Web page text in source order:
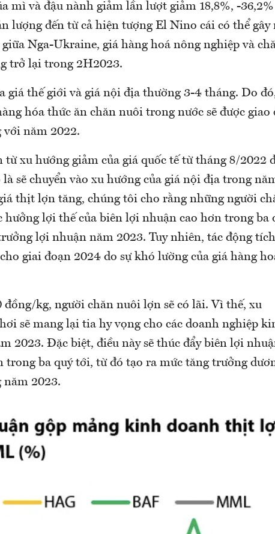
mì và đậu nành giảm lần lượt giảm 18,8%, -
lượng đến từ cả hiện tượng El Nino cái có thể gây
Nga-Ukraine, giá hàng hoá nông nghiệp và
trở lại trong 2H2023.
giá thế giới và giá nội địa thường 3-4 tháng. Do
hóa thức ăn chăn nuôi trong nước sẽ được giao
với năm 2022.
xu hướng giảm của giá quốc tế từ tháng 8/2022
sẽ chuyển vào xu hướng của giá nội địa trong
thịt lợn tăng, chúng tôi cho rằng những người
hưởng lợi thế của biên lợi nhuận cao hơn trong ba
lợi nhuận năm 2023. Tuy nhiên, tác động
giai đoạn 2024 do sự khó lường của giá hàng
đồng/kg, người chăn nuôi lợn sẽ có lãi. Vì thế, xu
sẽ mang lại tia hy vọng cho các doanh nghiệp
2023. Đặc biệt, điều này sẽ thúc đẩy biên lợi
trong ba quý tới, từ đó tạo ra mức tăng trưởng
2023.